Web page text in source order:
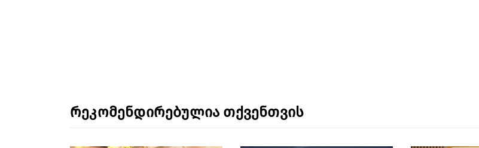
რეკომენდირებულია თქვენთვის